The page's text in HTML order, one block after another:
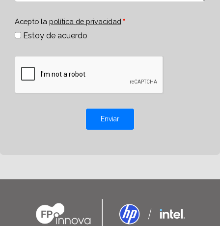
Acepto la política de privacidad
Estoy de acuerdo
Enviar